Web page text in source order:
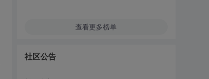
查看更多榜单
社区公告